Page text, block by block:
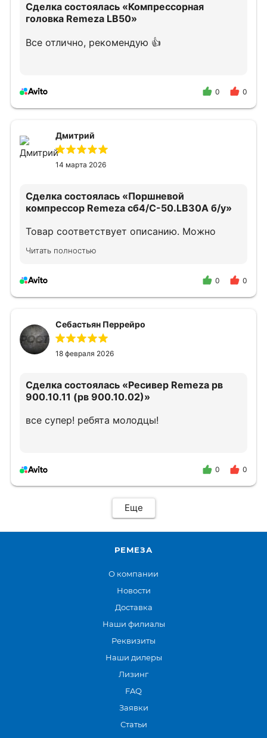
Сделка состоялась «Компрессорная
головка Remeza LB50»
Все отлично, рекомендую 👍
0 0
Дмитрий
14 марта 2026
Сделка состоялась «Поршневой
компрессор Remeza сб4/С-50.LB30A б/у»
Товар соответствует описанию. Можно
Читать полностью
0 0
Себастьян Перрейро
18 февраля 2026
Сделка состоялась «Ресивер Remeza рв
900.10.11 (рв 900.10.02)»
все супер! ребята молодцы!
0 0
Еще
РЕМЕЗА
О компании
Новости
Доставка
Наши филиалы
Реквизиты
Наши дилеры
Лизинг
FAQ
Заявки
Статьи